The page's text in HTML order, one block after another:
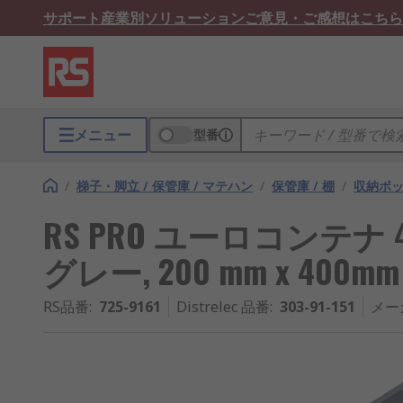
サポート産業別ソリューションご意見・ご感想はこちら
メニュー 型番
/ 梯子・脚立 / 保管庫 / マテハン / 保管庫 / 棚 / 収納ボ
RS PRO ユーロコンテ
グレー, 200 mm x
RS品番: 725-9161 Distrelec 品番: 303-91-151 メ